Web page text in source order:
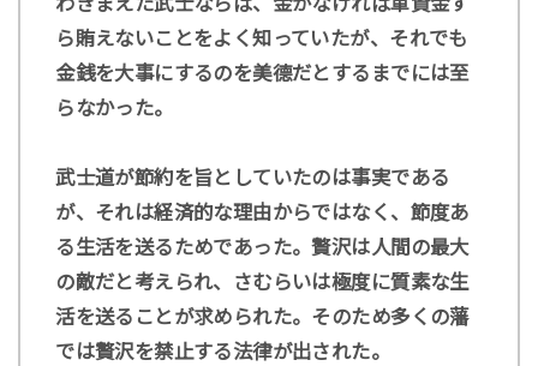
ら賄えないことをよく知っていたが、それでも
金銭を大事にするのを美德だとするまでには至
らなかった。
武士道が節約を旨としていたのは事実である
が、それは経済的な理由からではなく、節度あ
る生活を送るためであった。贅沢は人間の最大
の敵だと考えられ、さむらいは極度に質素な生
活を送ることが求められた。そのため多くの藩
では贅沢を禁止する法律が出された。